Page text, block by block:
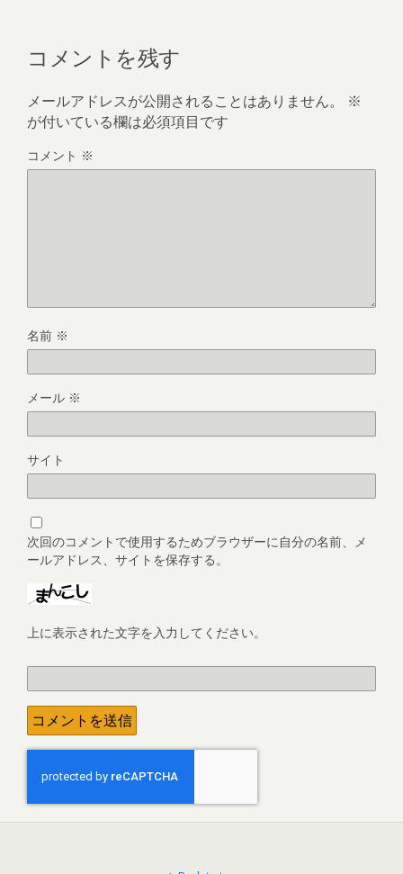
コメントを残す
メールアドレスが公開されることはありません。
※
が付いている欄は必須項目です
コメント ※
名前 ※
メール ※
サイト
次回のコメントで使用するためブラウザーに自分の名前、メ
ールアドレス、サイトを保存する。
上に表示された文字を入力してください。